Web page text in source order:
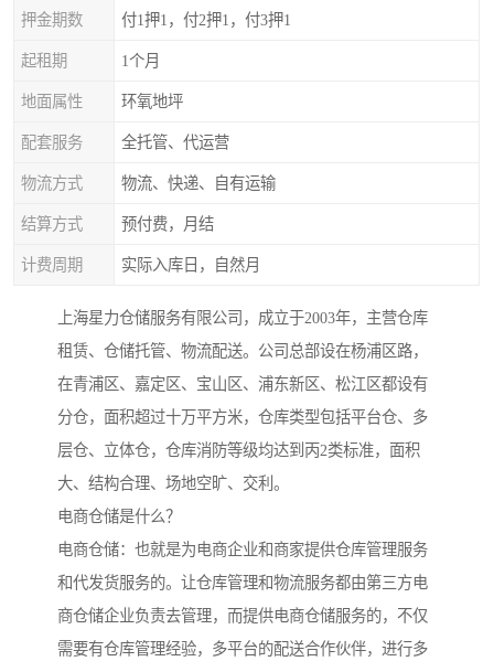
押金期数 付1押1，付2押1，付3押1
起租期 1个月
地面属性 环氧地坪
配套服务 全托管、代运营
物流方式 物流、快递、自有运输
结算方式 预付费，月结
计费周期 实际入库日，自然月
上海星力仓储服务有限公司，成立于2003年，主营仓库
租赁、仓储托管、物流配送。公司总部设在杨浦区路，
在青浦区、嘉定区、宝山区、浦东新区、松江区都设有
分仓，面积超过十万平方米，仓库类型包括平台仓、多
层仓、立体仓，仓库消防等级均达到丙2类标准，面积
大、结构合理、场地空旷、交利。
电商仓储是什么？
电商仓储：也就是为电商企业和商家提供仓库管理服务
和代发货服务的。让仓库管理和物流服务都由第三方电
商仓储企业负责去管理，而提供电商仓储服务的，不仅
需要有仓库管理经验，多平台的配送合作伙伴，进行多